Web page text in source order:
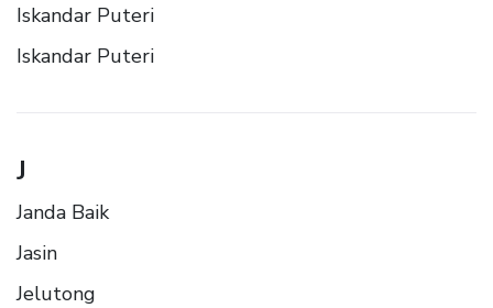
Iskandar Puteri
Iskandar Puteri
J
Janda Baik
Jasin
Jelutong